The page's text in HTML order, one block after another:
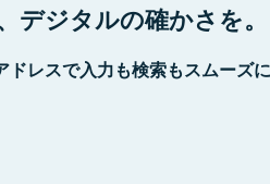
デジタルの確かさを。
ドレスで入力も検索もスムーズ